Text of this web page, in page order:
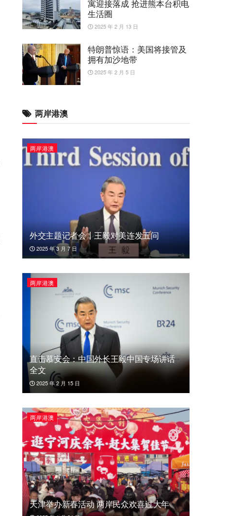
寓迎接落成 抢进熊本台积电
生活圈
2025 年 2 月 13 日
特朗普惊语：美国将接管及
拥有加沙地带
2025 年 2 月 5 日
两岸港澳
两岸港澳
外交主题记者会丨王毅对美连发五问
2025 年 3 月 7 日
两岸港澳
直击慕安会：中国外长王毅中国专场讲话
全文
2025 年 2 月 15 日
两岸港澳
天津举办新春活动 两岸民众欢喜过大年